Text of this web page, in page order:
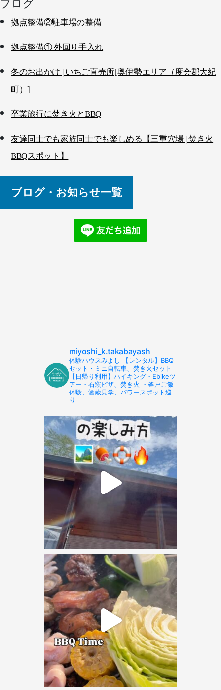
ブログ
拠点整備②駐車場の整備
拠点整備① 外回り手入れ
冬のお出かけ | いちご直売所[奥伊勢エリア（度会郡大紀
町）]
卒業旅行に焚き火とBBQ
友達同士でも家族同士でも楽しめる【三重穴場 | 焚き火
BBQスポット】
ブログ・お知らせ一覧
miyoshi_k.takabayash
体験ハウスみよし 【レンタル】BBQ
セット・ミニ自転車、焚き火セット
【日帰り利用】ハイキング・Ebikeツ
アー・石窯ピザ、焚き火 ・釜戸ご飯
体験、酒蔵見学、パワースポット巡
り